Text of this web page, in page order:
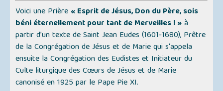
Voici une Prière « Esprit de Jésus, Don du Père, sois
béni éternellement pour tant de Merveilles ! »à
partir d’un texte de Saint Jean Eudes (1601-1680), Prêtre
de la Congrégation de Jésus et de Marie qui s'appela
ensuite la Congrégation des Eudistes et Initiateur du
Culte liturgique des Cœurs de Jésus et de Marie
canonisé en 1925 par le Pape Pie XI.